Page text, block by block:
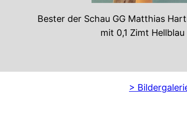
Bester der Schau GG Matthias
mit 0,1 Zimt Hellblau
>